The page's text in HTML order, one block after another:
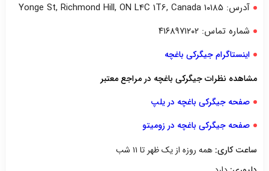
آدرس: ۱۰۱۸۵ Yonge St, Richmond Hill, ON L4C 1T6, Canada
شماره تماس: ۴۱۶۸۹۷۱۲۰۲
اینستاگرام جیگرکی باغچه
مشاهده نظرات جیگرکی باغچه در مراجع معتبر
صفحه جیگرکی باغچه در یلپ
صفحه جیگرکی باغچه در زومیتو
ساعت کاری: همه روزه از یک ظهر تا ۱۱ شب